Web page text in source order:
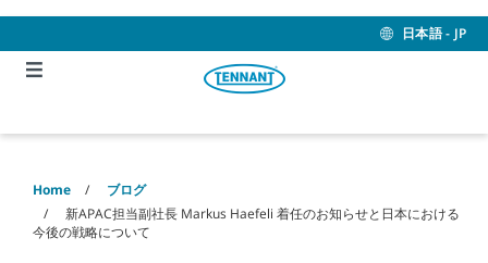
content
navigation
menu
日本語 - JP
Home
ブログ
新APAC担当副社長 Markus Haefeli 着任のお知らせと日本における
今後の戦略について